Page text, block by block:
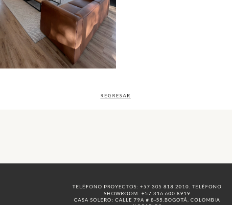
REGRESAR
TELÉFONO PROYECTOS: +57 305 818 2010. TELÉFONO
SHOWROOM: +57 316 600 8919
CASA SOLERO: CALLE 79A # 8-55.BOGOTÁ, COLOMBIA